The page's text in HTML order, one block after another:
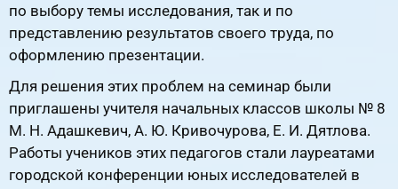
по выбору темы исследования, так и по
представлению результатов своего труда, по
оформлению презентации.
Для решения этих проблем на семинар были
приглашены учителя начальных классов школы № 8
М. Н. Адашкевич, А. Ю. Кривочурова, Е. И. Дятлова.
Работы учеников этих педагогов стали лауреатами
городской конференции юных исследователей в